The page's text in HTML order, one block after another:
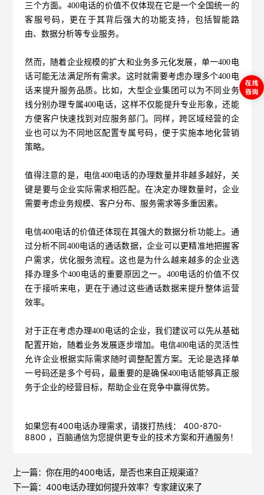
三个方面。400电话的价值不仅体现在它是一个全国统一的
客服号码，更在于其背后强大的功能支持，包括智能路
由、数据分析等专业服务。
然而，随着企业规模的扩大和业务多元化发展，单一400电
话可能无法满足所有需求。这时就需要考虑办理多个400电
话来提升服务品质。比如，大型企业集团可以为不同业务
线分别办理专属400电话，这样不仅能提升专业形象，还能
方便客户快速找到对应服务部门。同样，跨区域经营的企
业也可以为不同地区配置专属号码，便于实施本地化营销
策略。
值得注意的是，电信400电话的办理数量并非越多越好，关
键是要与企业实际需求相匹配。在决定办理数量时，企业
需要考虑业务规模、客户分布、服务需求等多重因素。
电信400电话的价值还体现在其强大的数据分析功能上。通
过分析不同400电话的通话数据，企业可以更精准地把握客
户需求，优化服务流程。这也是为什么越来越多的企业选
择办理多个400电话的重要原因之一。400电话的价值不仅
在于接听来电，更在于通过这些通话数据来提升整体运营
效率。
对于正在考虑办理400电话的企业，我们建议可以先从基础
配置开始，随着业务发展逐步增加。电信400电话的灵活性
允许企业根据实际需求随时调整配置方案。无论是选择单
一号码还是多个号码，最重要的是确保400电话能够真正服
务于企业的经营目标，帮助企业在竞争中赢得优势。
如果您有400电话办理需求，请拨打热线： 400-870-
8800 ，百脑通信为您提供更专业的技术方案和开通服务！
上一篇： 你在用的400电话，是否也来自正规渠道？
下一篇： 400电话办理如何提升效率？专家建议来了